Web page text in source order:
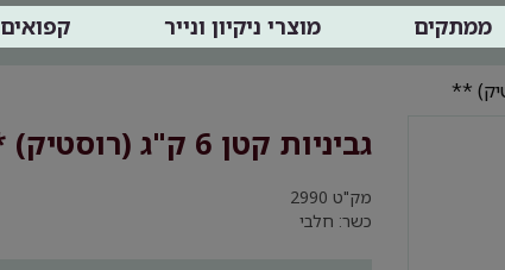
ממתקים מוצרי ניקיון ונייר קפואים
גביניות קטן 6 ק"ג (רוסטיק) **
מק"ט 2990
כשר: חלבי